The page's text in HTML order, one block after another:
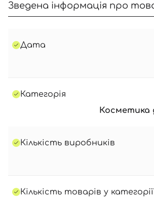
Зведена інформація про
Дата
Категорія
Косметика
Кількість виробників
Кількість товарів у категорії